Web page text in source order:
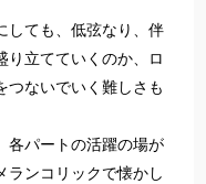
しても、低弦なり、伴
り立てていくのか、ロ
つないでいく難しさも
各パートの活躍の場が
ランコリックで懐かし